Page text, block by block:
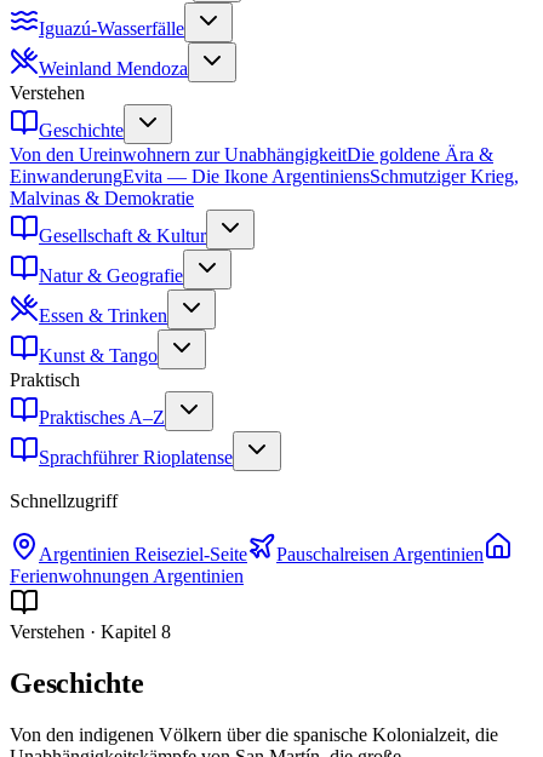
Iguazú-Wasserfälle
Weinland Mendoza
Verstehen
Geschichte
Von den Ureinwohnern zur UnabhängigkeitDie goldene Ära &
EinwanderungEvita — Die Ikone ArgentiniensSchmutziger Krieg,
Malvinas & Demokratie
Gesellschaft & Kultur
Natur & Geografie
Essen & Trinken
Kunst & Tango
Praktisch
Praktisches A–Z
Sprachführer Rioplatense
Schnellzugriff
Argentinien Reiseziel-Seite Pauschalreisen Argentinien
Ferienwohnungen Argentinien
Verstehen · Kapitel 8
Geschichte
Von den indigenen Völkern über die spanische Kolonialzeit, die